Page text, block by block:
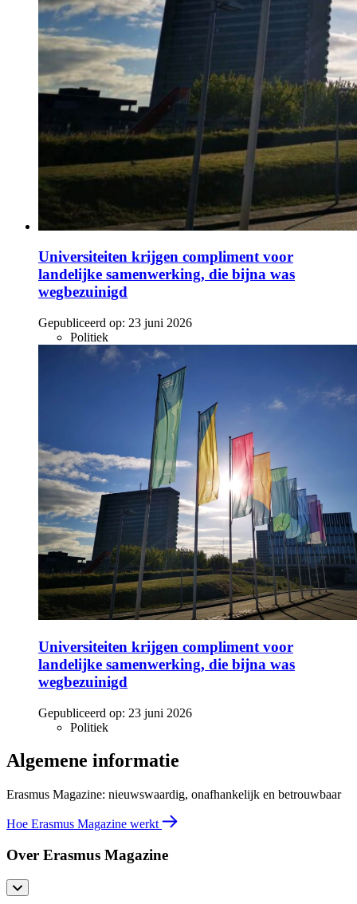
Universiteiten krijgen compliment voor
landelijke samenwerking, die bijna was
wegbezuinigd
Gepubliceerd op: 23 juni 2026
Politiek
Universiteiten krijgen compliment voor
landelijke samenwerking, die bijna was
wegbezuinigd
Gepubliceerd op: 23 juni 2026
Politiek
Algemene informatie
Erasmus Magazine: nieuwswaardig, onafhankelijk en betrouwbaar
Hoe Erasmus Magazine werkt
Over Erasmus Magazine